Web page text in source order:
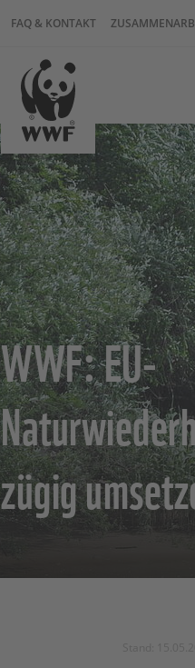
FAQ & KONTAKT
WWF: EU-
zügig